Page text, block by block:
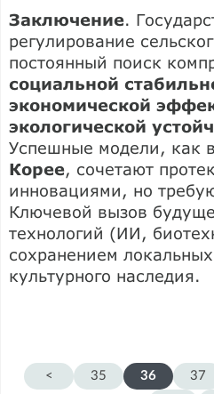
Заключение.
регулирование
постоянный поиск
социальной
экономической
экологической
Успешные модели, как в
Корее, сочетают
инновациями, но
Ключевой вызов
технологий (ИИ,
сохранением
культурного наследия.
< 35 36 37